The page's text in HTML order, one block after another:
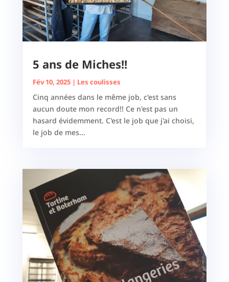
5 ans de Miches!!
Fév 10, 2025| Les coulisses
Cinq années dans le même job, c'est sans
aucun doute mon record!! Ce n'est pas un
hasard évidemment. C'est le job que j'ai choisi,
le job de mes...